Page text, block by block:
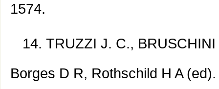
1574.
TRUZZI J. C.,
Borges D R, Rothschild H A